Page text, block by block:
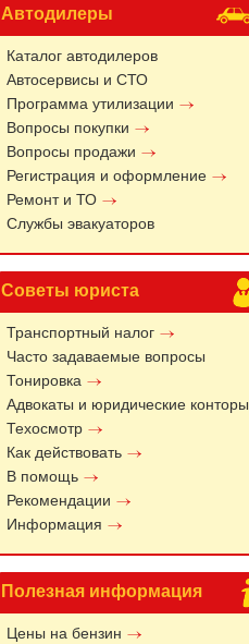
Автодилеры
Каталог автодилеров
Автосервисы и СТО
Программа утилизации
Вопросы покупки
Вопросы продажи
Регистрация и оформление
Ремонт и ТО
Службы эвакуаторов
Советы юриста
Транспортный налог
Часто задаваемые вопросы
Тонировка
Адвокаты и юридические конторы
Техосмотр
Как действовать
В помощь
Рекомендации
Информация
Полезная информация
Цены на бензин